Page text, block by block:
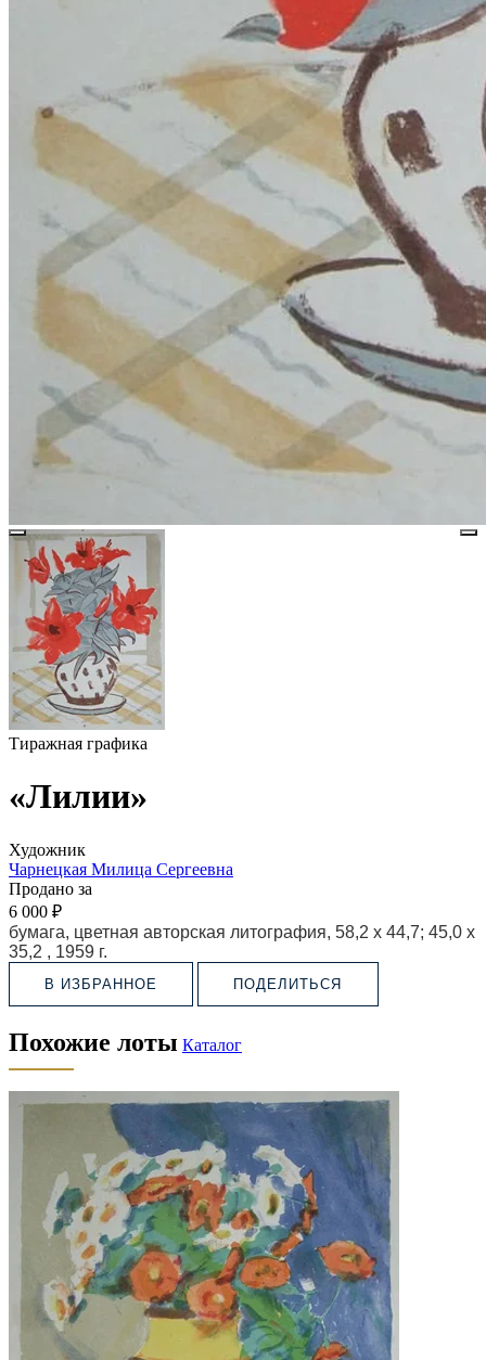
Тиражная графика
«Лилии»
Художник
Чарнецкая Милица Сергеевна
Продано за
6 000 ₽
бумага, цветная авторская литография, 58,2 х 44,7; 45,0 х
35,2 , 1959 г.
В ИЗБРАННОЕ ПОДЕЛИТЬСЯ
Похожие лоты Каталог